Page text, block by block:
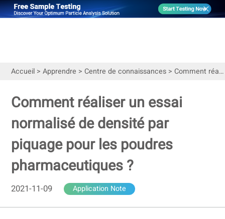
Accueil> Apprendre > Centre de connaissances> Comment réaliser un essai normalisé de densité par piquage pour les poudres pharmaceutiques ?
Comment réaliser un essai
normalisé de densité par
piquage pour les poudres
pharmaceutiques ?
2021-11-09 Application Note